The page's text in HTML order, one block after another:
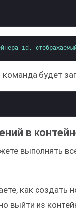
id,
будет
в
выполнять
как
выйти из